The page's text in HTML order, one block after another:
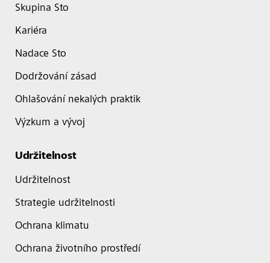
Skupina Sto
Kariéra
Nadace Sto
Dodržování zásad
Ohlašování nekalých praktik
Výzkum a vývoj
Udržitelnost
Udržitelnost
Strategie udržitelnosti
Ochrana klimatu
Ochrana životního prostředí